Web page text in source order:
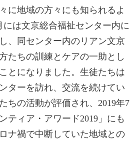
に地域の方々にも知られるよ
には文京総合福祉センター内に
、同センター内のリアン文京
たちの訓練とケアの一助とし
とになりました。生徒たちは
ターを訪れ、交流を続けてい
ちの活動が評価され、2019年7
ティア・アワード2019」にも
ナ禍で中断していた地域との